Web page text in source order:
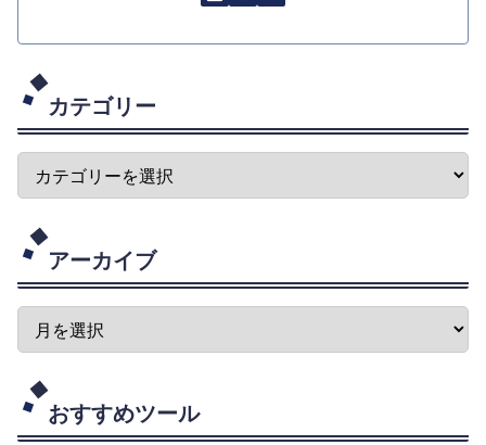
カテゴリー
アーカイブ
おすすめツール